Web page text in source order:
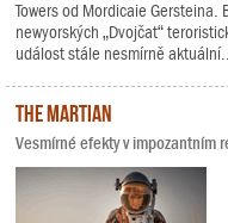
Towers od Mordicaie
newyorských „Dvojčat“
událost stále nesmírně
The Martian
Vesmírné efekty v impozantním